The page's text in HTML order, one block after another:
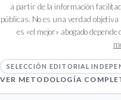
a partir de la información
públicas. No es una verdad
es «el mejor» abogado
SELECCIÓN EDITORIAL
VER METODOLOGÍA